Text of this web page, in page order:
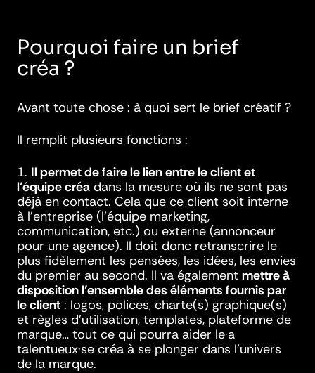
Pourquoi faire un brief
créa ?
Avant toute chose : à quoi sert le brief créatif ?
Il remplit plusieurs fonctions :
1. Il permet de faire le lien entre le client et
l’équipe créa dans la mesure où ils ne sont pas
déjà en contact. Cela que ce client soit interne
à l’entreprise (l’équipe marketing,
communication, etc.) ou externe (annonceur
pour une agence). Il doit donc retranscrire le
plus fidèlement les pensées, les idées, les envies
du premier au second. Il va également mettre à
disposition l’ensemble des éléments fournis par
le client : logos, polices, charte(s) graphique(s)
et règles d’utilisation, templates, plateforme de
marque… tout ce qui pourra aider le·a
talentueux·se créa à se plonger dans l’univers
de la marque.